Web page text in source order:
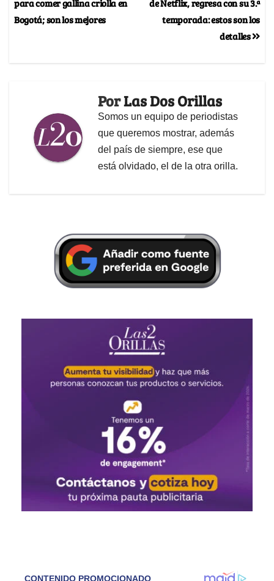
temporada: estos son los
detalles
Bogotá; son los mejores
PorLas Dos Orillas
Somos un equipo de periodistas
que queremos mostrar, además
del país de siempre, ese que
está olvidado, el de la otra orilla.